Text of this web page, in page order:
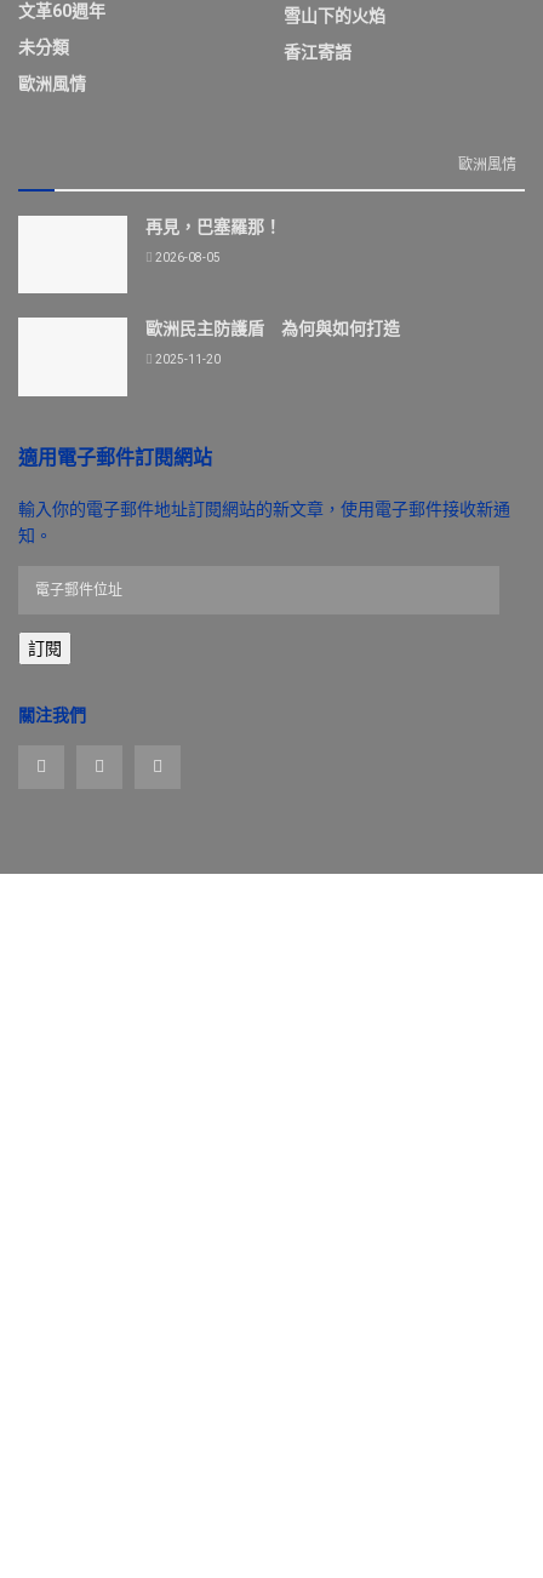
文革60週年
未分類
歐洲風情
雪山下的火焰
香江寄語
歐洲風情
再見，巴塞羅那！
2026-08-05
歐洲民主防護盾 為何與如何打造
2025-11-20
適用電子郵件訂閱網站
輸入你的電子郵件地址訂閱網站的新文章，使用電子郵件接收新通
知。
郵
件
址
訂閱
關注我們